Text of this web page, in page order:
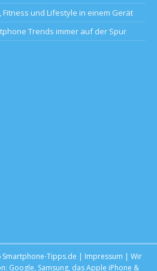
und Lifestyle in einem Gerät
Trends immer auf der Spur
Smartphone-Tipps.de | Impressum | Wir
Google, Samsung, dasApple iPhone &